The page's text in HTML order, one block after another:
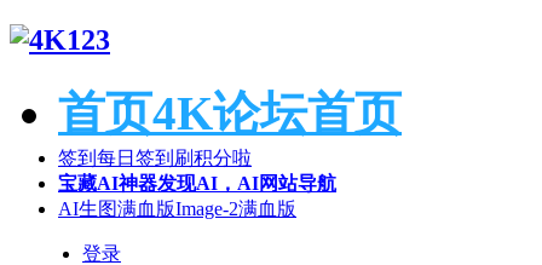
首页4K论坛首页
签到 每日签到刷积分啦
宝藏AI神器发现AI，AI网站导航
AI生图满血版Image-2满血版
登录